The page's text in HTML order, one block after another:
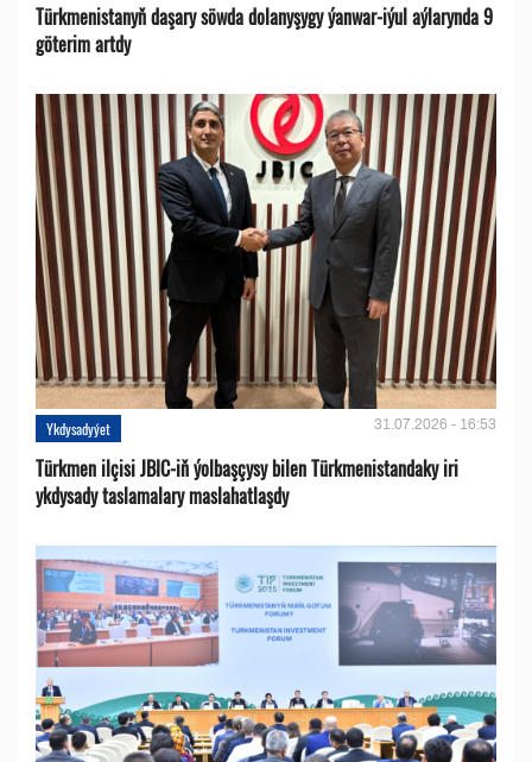
Türkmenistanyň daşary söwda dolanyşygy ýanwar-iýul aýlarynda 9
göterim artdy
Ykdysadyýet 31.07.2026 - 16:53
Türkmen ilçisi JBIC-iň ýolbaşçysy bilen Türkmenistandaky iri
ykdysady taslamalary maslahatlaşdy